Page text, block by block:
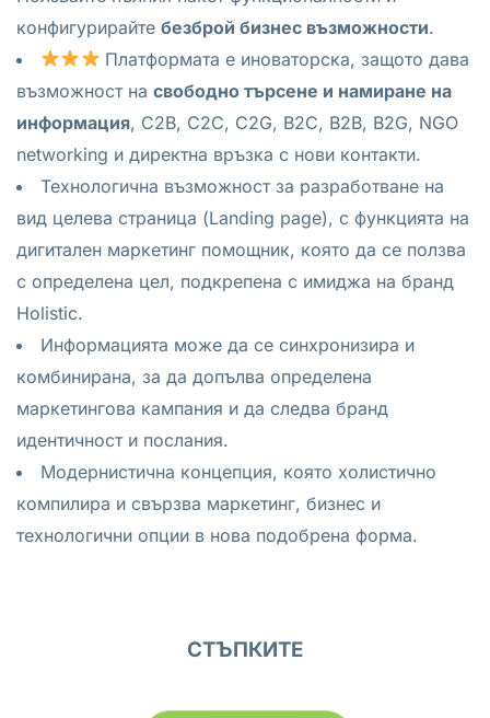
конфигурирайте безброй бизнес възможности.
Платформата е иноваторска, защото дава
възможност на свободно търсене и намиране на
информация, C2B, C2C, C2G, B2C, B2B, B2G, NGO
networking и директна връзка с нови контакти.
Технологична възможност за разработване на
вид целева страница (Landing page), с функцията на
дигитален маркетинг помощник, която да се ползва
с определена цел, подкрепена с имиджа на бранд
Holistic.
Информацията може да се синхронизира и
комбинирана, за да допълва определена
маркетингова кампания и да следва бранд
идентичност и послания.
Модернистична концепция, която холистично
компилира и свързва маркетинг, бизнес и
технологични опции в нова подобрена форма.
СТЪПКИТЕ